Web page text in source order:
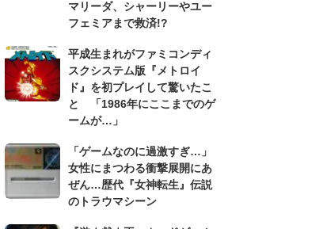
マリーダ、シャーリーやユー
フェミアまで救済!?
平成生まれがファミコンディ
スクシステム版『メトロイ
ド』を初プレイして驚いたこ
と 「1986年にここまでのゲ
ームが…」
「ゲームなのに過激すぎ…」
女性にまつわる衝撃展開にあ
ぜん…歴代『女神転生』伝説
のトラウマシーン